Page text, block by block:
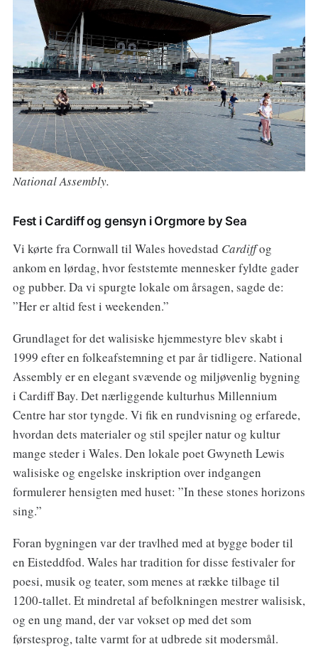
National Assembly.
Fest i Cardiff og gensyn i Orgmore by Sea
Vi kørte fra Cornwall til Wales hovedstad Cardiffog
ankom en lørdag, hvor feststemte mennesker fyldte gader
og pubber. Da vi spurgte lokale om årsagen, sagde de:
”Her er altid fest i weekenden.”
Grundlaget for det walisiske hjemmestyre blev skabt i
1999 efter en folkeafstemning et par år tidligere. National
Assembly er en elegant svævende og miljøvenlig bygning
i Cardiff Bay. Det nærliggende kulturhus Millennium
Centre har stor tyngde. Vi fik en rundvisning og erfarede,
hvordan dets materialer og stil spejler natur og kultur
mange steder i Wales. Den lokale poet Gwyneth Lewis
walisiske og engelske inskription over indgangen
formulerer hensigten med huset: ”In these stones horizons
sing.”
Foran bygningen var der travlhed med at bygge boder til
en Eisteddfod. Wales har tradition for disse festivaler for
poesi, musik og teater, som menes at række tilbage til
1200-tallet. Et mindretal af befolkningen mestrer walisisk,
og en ung mand, der var vokset op med det som
førstesprog, talte varmt for at udbrede sit modersmål.